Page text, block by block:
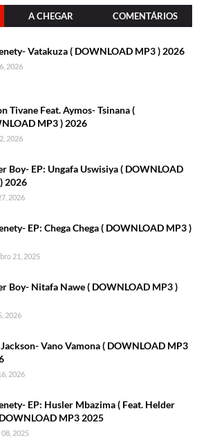
A CHEGAR COMENTÁRIOS
Vatakuza ( DOWNLOAD MP3 ) 2026
2026
Tivane Feat. Aymos- Tsinana (
MP3 ) 2026
2026
Boy- EP: Ungafa Uswisiya ( DOWNLOAD
2026
2026
EP: Chega Chega ( DOWNLOAD MP3 )
21, 2025
Boy- Nitafa Nawe ( DOWNLOAD MP3 )
2026
Vano Vamona ( DOWNLOAD MP3
2026
EP: Husler Mbazima ( Feat. Helder
MP3 2025
2025